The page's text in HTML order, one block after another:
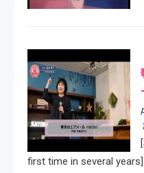
first time in several